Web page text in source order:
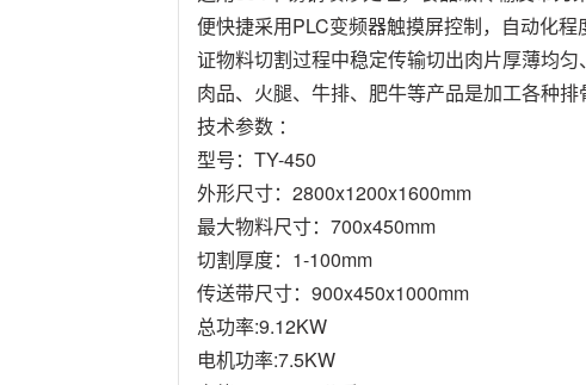
便快捷采用PLC变频器触摸屏控制，自动化
证物料切割过程中稳定传输切出肉片厚薄均
肉品、火腿、牛排、肥牛等产品是加工各种
技术参数 ：
型号：TY-450
外形尺寸：2800x1200x1600mm
最大物料尺寸：700x450mm
切割厚度： 1-100mm
传送带尺寸：900x450x1000mm
总功率:9.12KW
电机功率:7.5KW